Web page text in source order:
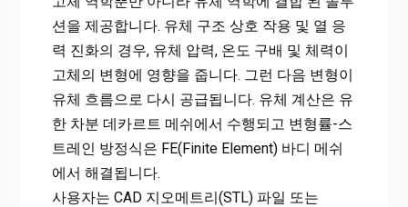
션을 제공합니다. 유체 구조 상호 작용 및 열 응
력 진화의 경우, 유체 압력, 온도 구배 및 체력이
고체의 변형에 영향을 줍니다. 그런 다음 변형이
유체 흐름으로 다시 공급됩니다. 유체 계산은 유
한 차분 데카르트 메쉬에서 수행되고 변형률-스
트레인 방정식은 FE(Finite Element) 바디 메쉬
에서 해결됩니다.
사용자는 CAD 지오메트리(STL) 파일 또는